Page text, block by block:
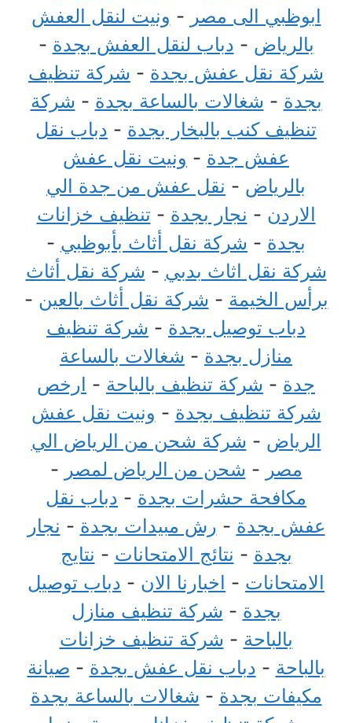
ابوظبي الى مصر - ونيت لنقل العفش
بالرياض - دباب لنقل العفش بجدة -
شركة نقل عفش بجدة - شركة تنظيف
بجدة - شغالات بالساعة بجدة - شركة
تنظيف كنب بالبخار بجدة - دباب نقل
عفش جدة - ونيت نقل عفش
بالرياض - نقل عفش من جدة الي
الاردن - نجار بجدة - تنظيف خزانات
بجدة - شركة نقل أثاث بأبوظبي -
شركة نقل اثاث بدبي - شركة نقل أثاث
برأس الخيمة - شركة نقل أثاث بالعين -
دباب توصيل بجدة - شركة تنظيف
منازل بجدة - شغالات بالساعة
جدة - شركة تنظيف بالباحة - ارخص
شركة تنظيف بجدة - ونيت نقل عفش
الرياض - شركة شحن من الرياض الي
مصر - شحن من الرياض لمصر -
مكافحة حشرات بجدة - دباب نقل
عفش بجدة - رش مبيدات بجدة - نجار
بجدة - نتائج الامتحانات - نتايج
الامتحانات - اخبارنا الان - دباب توصيل
بجدة - شركة تنظيف منازل
بالباحة - شركة تنظيف خزانات
بالباحة - دباب نقل عفش بجدة - صيانة
مكيفات بجدة - شغالات بالساعة بجدة